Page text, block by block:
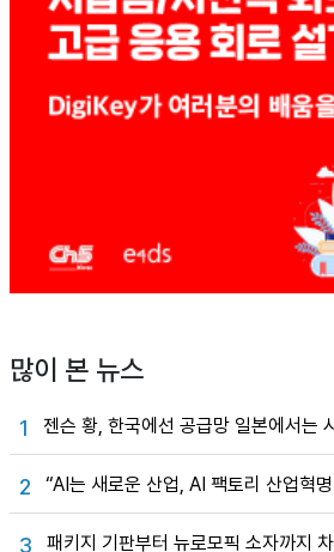
많이 본 뉴스
1 젠슨 황, 한국에선 공급망 일본에서는
2 “AI는 새로운 산업, AI 팩토리 산업혁
3
패키지 기판부터 뉴로모픽 소자까지